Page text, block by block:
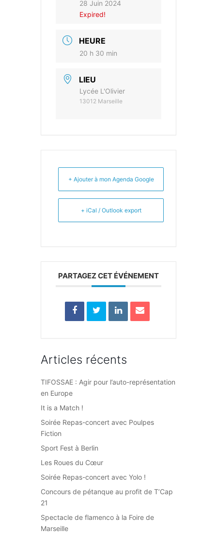
28 Juin 2024
Expired!
HEURE
20 h 30 min
LIEU
Lycée L'Olivier
13012 Marseille
+ Ajouter à mon Agenda Google
+ iCal / Outlook export
PARTAGEZ CET ÉVÉNEMENT
Articles récents
TIFOSSAE : Agir pour l’auto-représentation
en Europe
It is a Match !
Soirée Repas-concert avec Poulpes
Fiction
Sport Fest à Berlin
Les Roues du Cœur
Soirée Repas-concert avec Yolo !
Concours de pétanque au profit de T’Cap
21
Spectacle de flamenco à la Foire de
Marseille